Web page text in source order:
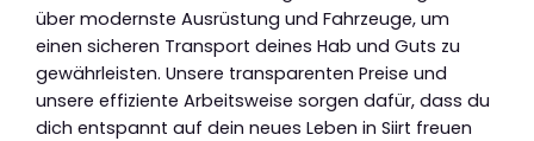
über modernste Ausrüstung und Fahrzeuge, um
einen sicheren Transport deines Hab und Guts zu
gewährleisten. Unsere transparenten Preise und
unsere effiziente Arbeitsweise sorgen dafür, dass du
dich entspannt auf dein neues Leben in Siirt freuen